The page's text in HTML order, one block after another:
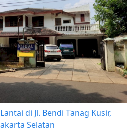
di Jl. Bendi Tanag Kusir,
Selatan